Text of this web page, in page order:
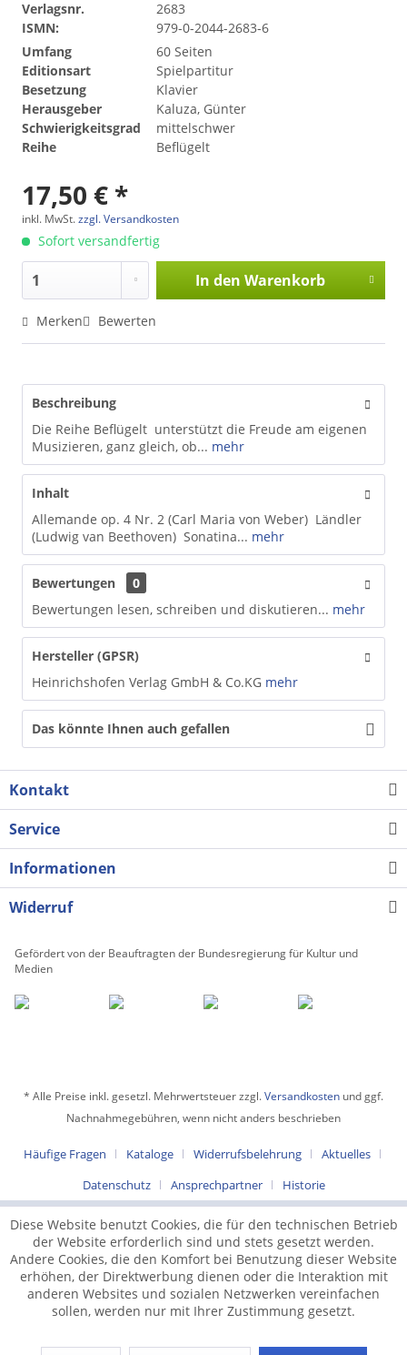
Verlagsnr.
2683
ISMN:
979-0-2044-2683-6
Umfang
60 Seiten
Editionsart
Spielpartitur
Besetzung
Klavier
Herausgeber
Kaluza, Günter
Schwierigkeitsgrad
mittelschwer
Reihe
Beflügelt
17,50 € *
inkl. MwSt.zzgl. Versandkosten
Sofort versandfertig
In den Warenkorb
Merken Bewerten
Beschreibung
Die Reihe Beflügelt unterstützt die Freude am eigenen
Musizieren, ganz gleich, ob... mehr
Inhalt
Allemande op. 4 Nr. 2 (Carl Maria von Weber) Ländler
(Ludwig van Beethoven) Sonatina... mehr
Bewertungen
0
Bewertungen lesen, schreiben und diskutieren... mehr
Hersteller (GPSR)
Heinrichshofen Verlag GmbH & Co.KG mehr
Das könnte Ihnen auch gefallen
Kontakt
Service
Informationen
Widerruf
Gefördert von der Beauftragten der Bundesregierung für Kultur und
Medien
* Alle Preise inkl. gesetzl. Mehrwertsteuer zzgl.Versandkosten und ggf.
Nachnahmegebühren, wenn nicht anders beschrieben
Häufige Fragen Kataloge Widerrufsbelehrung
Aktuelles
Datenschutz
Ansprechpartner Historie
Diese Website benutzt Cookies, die für den technischen Betrieb
der Website erforderlich sind und stets gesetzt werden.
Andere Cookies, die den Komfort bei Benutzung dieser Website
erhöhen, der Direktwerbung dienen oder die Interaktion mit
anderen Websites und sozialen Netzwerken vereinfachen
sollen, werden nur mit Ihrer Zustimmung gesetzt.